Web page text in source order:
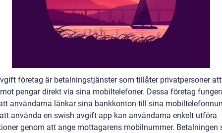
företag är betalningstjänster som tillåter privatpersoner
pengar direkt via sina mobiltelefoner. Dessa företag
användarna länkar sina bankkonton till sina
använda en swish avgift app kan användarna enkelt utföra
genom att ange mottagarens mobilnummer. Betalningen